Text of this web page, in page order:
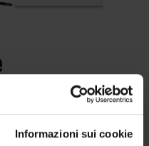
Informazioni sui cookie
Weber in uno